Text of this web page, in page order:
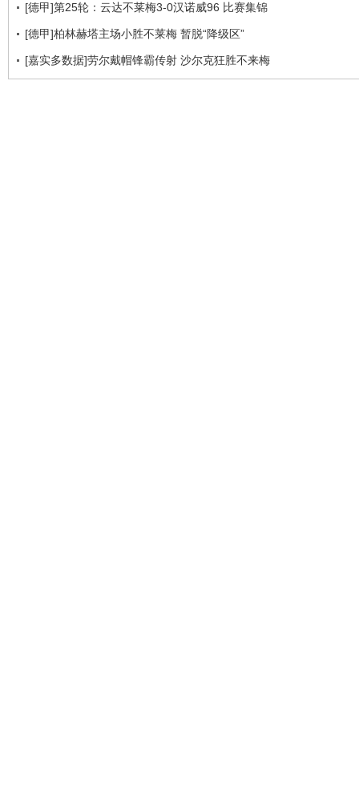
[德甲]第25轮：云达不莱梅3-0汉诺威96 比赛集锦
[德甲]柏林赫塔主场小胜不莱梅 暂脱“降级区”
[嘉实多数据]劳尔戴帽锋霸传射 沙尔克狂胜不来梅